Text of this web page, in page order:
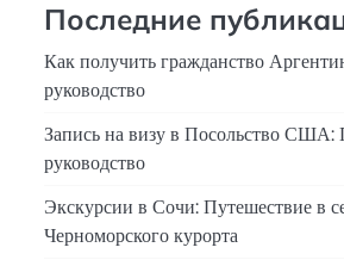
Последние
Как получить гражданство
руководство
Запись на визу в Посольство США:
руководство
Экскурсии в Сочи: Путешествие в
Черноморского курорта